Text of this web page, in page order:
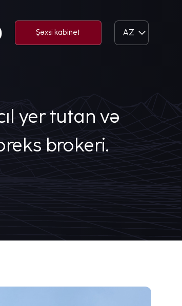
Şəxsi kabinet AZ
yer tutan və
brokeri.